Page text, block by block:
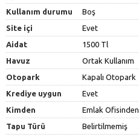
Kullanım durumu
Boş
Site içi
Evet
Aidat
1500 Tl
Havuz
Ortak Kullanım
Otopark
Kapalı Otopark
Krediye uygun
Evet
Kimden
Emlak Ofisinden
Tapu Türü
Belirtilmemiş